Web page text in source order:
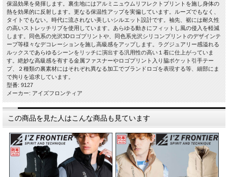
保温効果を発揮します。裏生地にはアルミニュウムリフレクトプリントを施し身体の
熱を効果的に反射します。更なる保温性アップを実偏しています。ルーズでもなく、
タイトでもない。時代に流されない美しいシルエット設計です。袖先、裾には耐久性
の高いストレッチリブを使用しています。あらゆる動きにフィットし風の侵入を軽減
します。同色系の光沢3Dロゴプリントや、同色系光沢シリコンプリントのデザインテ
ープ等様々なデコレーションを施し高級感をアップします。ラグジュアリー感溢れる
ルックスであらゆるシーンをリッチに演出する汎用性の高い１着に仕上がっていま
す。絶妙な高級感を有する金属ファスナーやロゴプリント入り脇ポケット引手テー
プ、２種類の裏素材にはそれぞれ異なる加工でブランドロゴを表現する等、細部にま
で拘りを追求しています。
型番: 9127
メーカー: アイズフロンティア
この商品を見た人はこんな商品も見ています